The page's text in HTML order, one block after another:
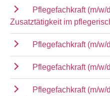
Pflegefachkraft (m/
Zusatztätigkeit im
Pflegefachkraft (m/
Pflegefachkraft (m/w/
Pflegefachkraft (m/